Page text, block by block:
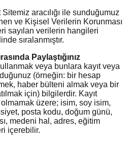
Sitemiz aracılığı ile sunduğumuz
ve Kişisel Verilerin Korunması
sayılan verilerin hangileri
sıralanmıştır.
Paylaştığınız
veya bunlara kayıt veya
(örneğin: bir hesap
haber bülteni almak veya bir
için) bilgilerdir. Kayıt
olmamak üzere; isim, soy isim,
posta kodu, doğum günü,
medeni hal, adres, eğitim
içerebilir.